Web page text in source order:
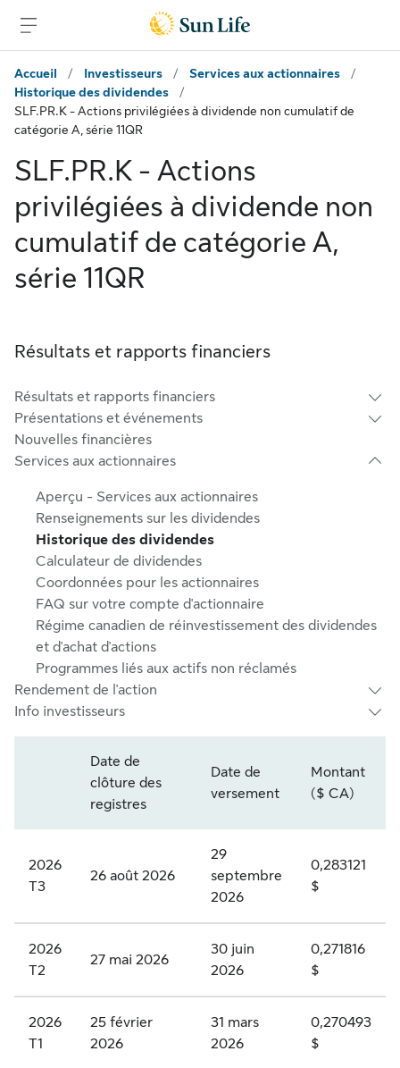
Accueil
/ Investisseurs / Services aux actionnaires
/
Historique des dividendes
/
SLF.PR.K - Actions privilégiées à dividende non cumulatif de
catégorie A, série 11QR
SLF.PR.K - Actions
privilégiées à dividende non
cumulatif de catégorie A,
série 11QR
Résultats et rapports financiers
Résultats et rapports financiers
Présentations et événements
Nouvelles financières
Services aux actionnaires
Aperçu - Services aux actionnaires
Renseignements sur les dividendes
Historique des dividendes
Calculateur de dividendes
Coordonnées pour les actionnaires
FAQ sur votre compte d'actionnaire
Régime canadien de réinvestissement des dividendes
et d'achat d'actions
Programmes liés aux actifs non réclamés
Rendement de l'action
Info investisseurs
S
.
P
R
K
-
A
c
Année et trimestre
Date de
clôture des
registres
Date de
versement
Montant
($ CA)
2026
T3
26 août 2026
29
septembre
2026
0,283121
$
2026
T2
27 mai 2026
30 juin
2026
0,271816
$
2026
T1
25 février
2026
31 mars
2026
0,270493
$